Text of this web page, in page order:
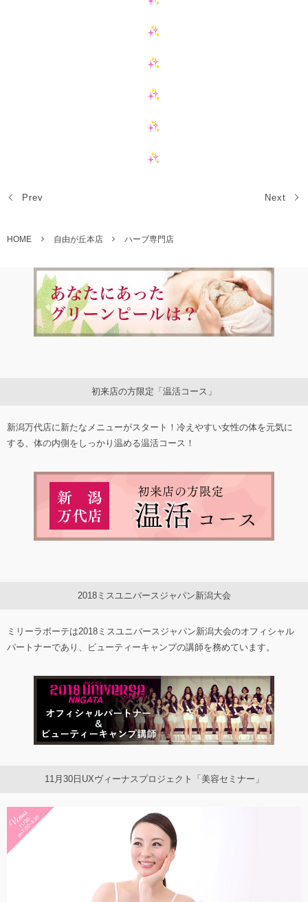
Prev Next
HOME 自由が丘本店 ハーブ専門店
初来店の方限定「温活コース」
新潟万代店に新たなメニューがスタート！冷えやすい女性の体を元気に
する、体の内側をしっかり温める温活コース！
2018ミスユニバースジャパン新潟大会
ミリーラボーテは2018ミスユニバースジャパン新潟大会のオフィシャル
パートナーであり、ビューティーキャンプの講師を務めています。
11月30日UXヴィーナスプロジェクト「美容セミナー」